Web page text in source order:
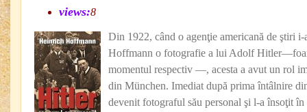
views:8
Din 1922, când o agenţie americană de ştiri
Hoffmann o fotografie a lui Adolf
momentul respectiv —, acesta a avut un rol
din München. Imediat după prima întâlnire
devenit fotograful său personal şi l-a însoţit